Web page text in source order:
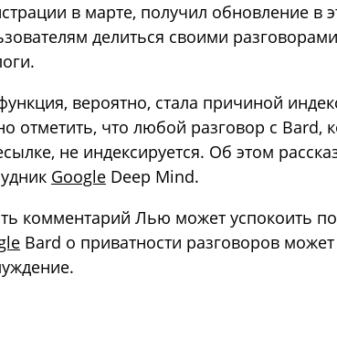
в марте, получил обновление в
делиться своими
вероятно, стала причиной
отметить, что любой разговор с Bard,
не индексируется. Об этом
Google Deep Mind.
комментарий Лью может успокоить
Bard о приватности разговоров